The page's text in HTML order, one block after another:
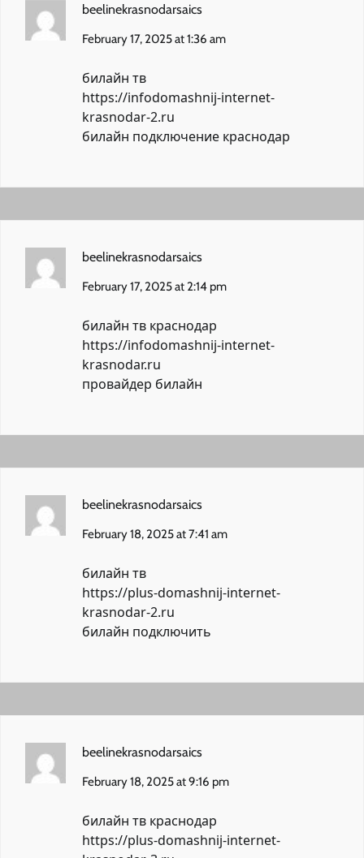
beelinekrasnodarsaics
February 17, 2025 at 1:36 am
билайн тв
https://infodomashnij-internet-
krasnodar-2.ru
билайн подключение краснодар
beelinekrasnodarsaics
February 17, 2025 at 2:14 pm
билайн тв краснодар
https://infodomashnij-internet-
krasnodar.ru
провайдер билайн
beelinekrasnodarsaics
February 18, 2025 at 7:41 am
билайн тв
https://plus-domashnij-internet-
krasnodar-2.ru
билайн подключить
beelinekrasnodarsaics
February 18, 2025 at 9:16 pm
билайн тв краснодар
https://plus-domashnij-internet-